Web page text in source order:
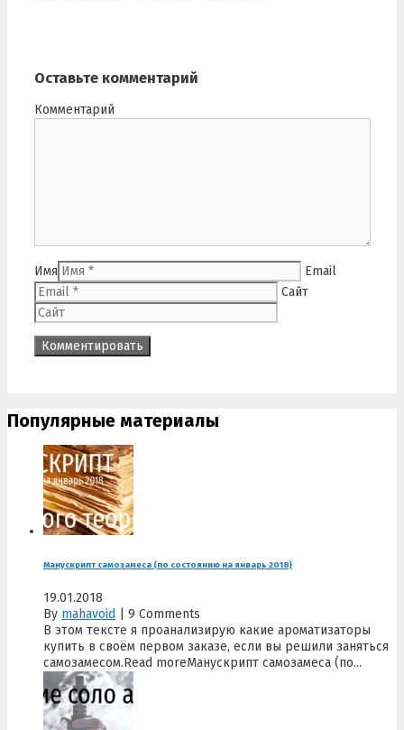
Оставьте комментарий
Комментарий
Имя
Email
Сайт
Популярные материалы
Манускрипт самозамеса (по состоянию на январь 2018)
19.01.2018
By mahavoid
9 Comments
В этом тексте я проанализирую какие ароматизаторы
купить в своём первом заказе, если вы решили заняться
самозамесом.Read moreМанускрипт самозамеса (по...